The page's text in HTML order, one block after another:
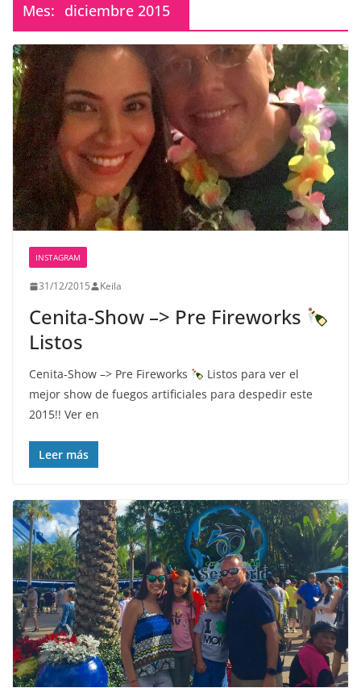
Mes: diciembre 2015
INSTAGRAM
31/12/2015 Keila
Cenita-Show –> Pre Fireworks
Listos
Cenita-Show –> Pre Fireworks
Listos para ver el
mejor show de fuegos artificiales para despedir este
2015!! Ver en
Leer más